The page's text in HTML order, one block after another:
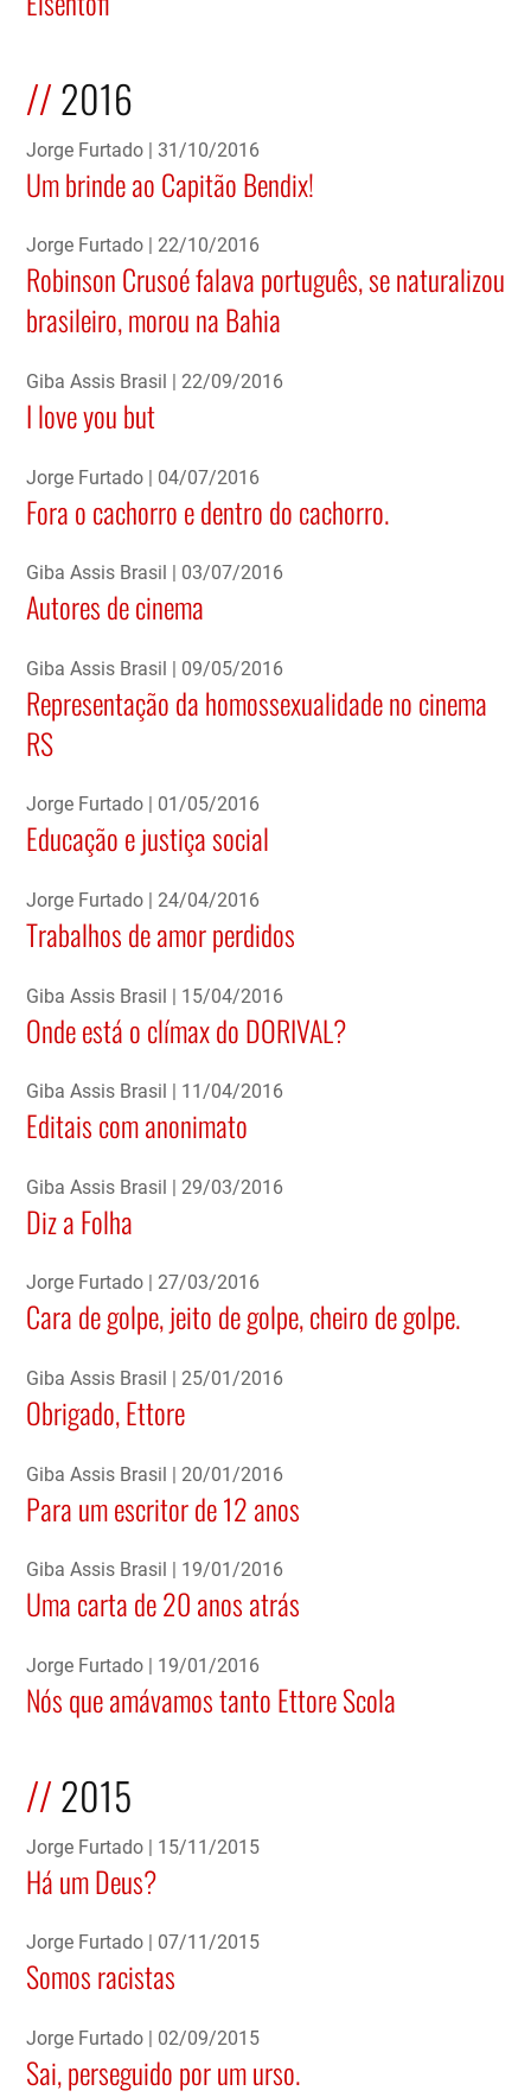
2016
Jorge Furtado 31/10/2016
Um brinde ao Capitão Bendix!
Jorge Furtado 22/10/2016
Robinson Crusoé falava português, se naturalizou
brasileiro, morou na Bahia
Giba Assis Brasil 22/09/2016
I love you but
Jorge Furtado 04/07/2016
Fora o cachorro e dentro do cachorro.
Giba Assis Brasil 03/07/2016
Autores de cinema
Giba Assis Brasil 09/05/2016
Representação da homossexualidade no cinema
RS
Jorge Furtado 01/05/2016
Educação e justiça social
Jorge Furtado 24/04/2016
Trabalhos de amor perdidos
Giba Assis Brasil 15/04/2016
Onde está o clímax do DORIVAL?
Giba Assis Brasil 11/04/2016
Editais com anonimato
Giba Assis Brasil 29/03/2016
Diz a Folha
Jorge Furtado 27/03/2016
Cara de golpe, jeito de golpe, cheiro de golpe.
Giba Assis Brasil 25/01/2016
Obrigado, Ettore
Giba Assis Brasil 20/01/2016
Para um escritor de 12 anos
Giba Assis Brasil 19/01/2016
Uma carta de 20 anos atrás
Jorge Furtado 19/01/2016
Nós que amávamos tanto Ettore Scola
2015
Jorge Furtado 15/11/2015
Há um Deus?
Jorge Furtado 07/11/2015
Somos racistas
Jorge Furtado 02/09/2015
Sai, perseguido por um urso.